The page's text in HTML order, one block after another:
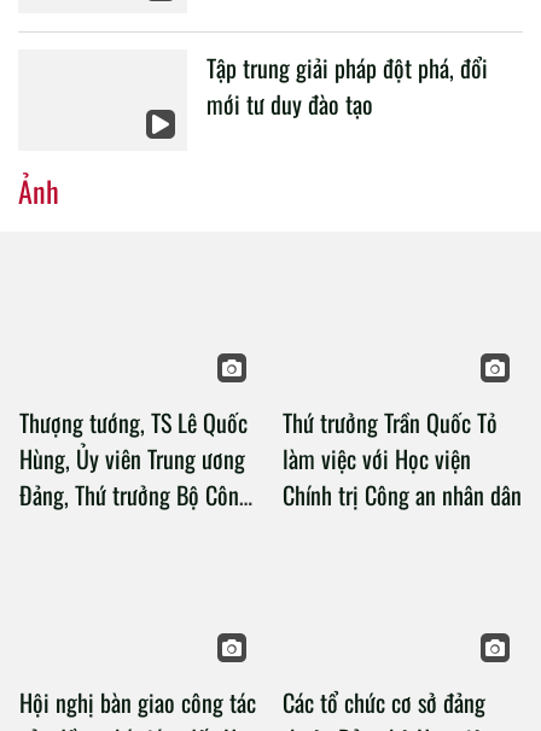
Tập trung giải pháp đột phá, đổi
mới tư duy đào tạo
Ảnh
Thượng tướng, TS Lê Quốc
Hùng, Ủy viên Trung ương
Đảng, Thứ trưởng Bộ Công
Thứ trưởng Trần Quốc Tỏ
làm việc với Học viện
Chính trị Công an nhân dân
Hội nghị bàn giao công tác
Các tổ chức cơ sở đảng